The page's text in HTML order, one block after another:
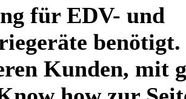
für EDV- und
Kunden, mit